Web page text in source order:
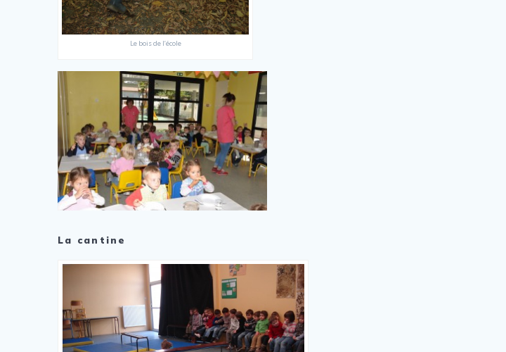
Le bois de l’école
La cantine